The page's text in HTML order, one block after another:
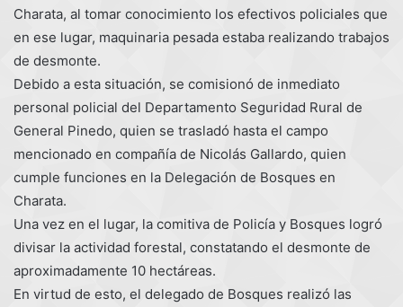
Charata, al tomar conocimiento los efectivos policiales que
en ese lugar, maquinaria pesada estaba realizando trabajos
de desmonte.
Debido a esta situación, se comisionó de inmediato
personal policial del Departamento Seguridad Rural de
General Pinedo, quien se trasladó hasta el campo
mencionado en compañía de Nicolás Gallardo, quien
cumple funciones en la Delegación de Bosques en
Charata.
Una vez en el lugar, la comitiva de Policía y Bosques logró
divisar la actividad forestal, constatando el desmonte de
aproximadamente 10 hectáreas.
En virtud de esto, el delegado de Bosques realizó las